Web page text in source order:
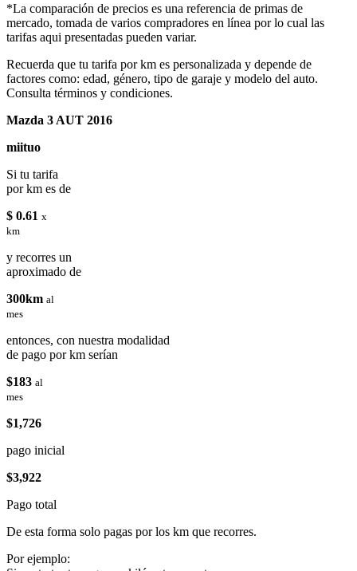
*La comparación de precios es una referencia de primas de
mercado, tomada de varios compradores en línea por lo cual las
tarifas aqui presentadas pueden variar.
Recuerda que tu tarifa por km es personalizada y depende de
factores como: edad, género, tipo de garaje y modelo del auto.
Consulta términos y condiciones.
Mazda 3 AUT 2016
miituo
Si tu tarifa
por km es de
$ 0.61 x
km
y recorres un
aproximado de
300km al
mes
entonces, con nuestra modalidad
de pago por km serían
$183 al
mes
$1,726
pago inicial
$3,922
Pago total
De esta forma solo pagas por los km que recorres.
Por ejemplo: